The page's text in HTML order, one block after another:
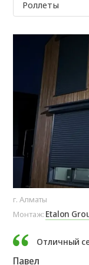
Роллеты
г. Алматы
Монтаж: Etalon
Отличный
Павел